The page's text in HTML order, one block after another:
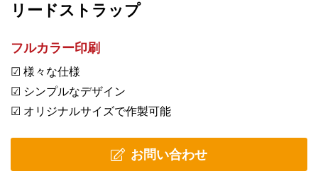
リードストラップ
フルカラー印刷
☑ 様々な仕様
☑ シンプルなデザイン
☑ オリジナルサイズで作製可能
お問い合わせ